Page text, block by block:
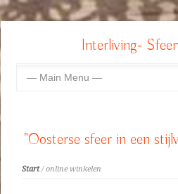
Interliving-
"Oosterse sfeer in een
Start/ online winkelen